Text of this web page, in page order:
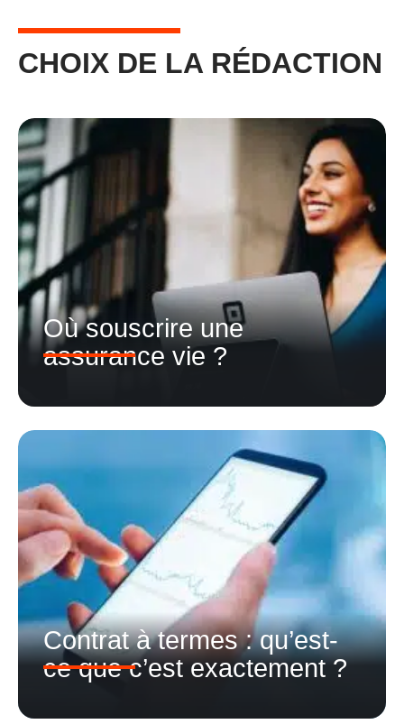
CHOIX DE LA RÉDACTION
Où souscrire une
assurance vie ?
Contrat à termes : qu’est-
ce que c’est exactement ?